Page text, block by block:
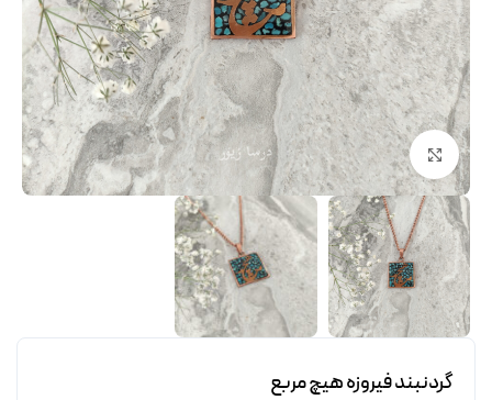
برای بزرگنمایی کلیک کنید
گردنبند فیروزه هیچ مربع